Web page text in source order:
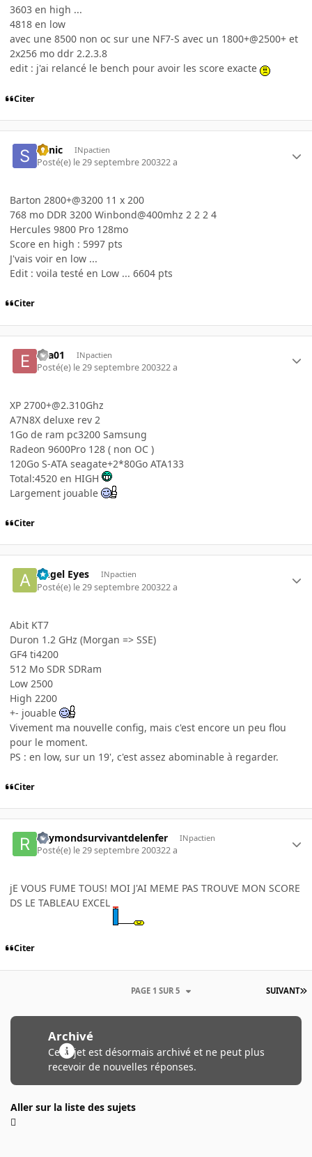
3603 en high ...
4818 en low
avec une 8500 non oc sur une NF7-S avec un 1800+@2500+ et
2x256 mo ddr 2.2.3.8
edit : j'ai relancé le bench pour avoir les score exacte
Citer
Sonic INpactien
Posté(e) le 29 septembre 200322 a
Barton 2800+@3200 11 x 200
768 mo DDR 3200 Winbond@400mhz 2 2 2 4
Hercules 9800 Pro 128mo
Score en high : 5997 pts
J'vais voir en low ...
Edit : voila testé en Low ... 6604 pts
Citer
eva01 INpactien
Posté(e) le 29 septembre 200322 a
XP 2700+@2.310Ghz
A7N8X deluxe rev 2
1Go de ram pc3200 Samsung
Radeon 9600Pro 128 ( non OC )
120Go S-ATA seagate+2*80Go ATA133
Total:4520 en HIGH
Largement jouable
Citer
Angel Eyes INpactien
Posté(e) le 29 septembre 200322 a
Abit KT7
Duron 1.2 GHz (Morgan => SSE)
GF4 ti4200
512 Mo SDR SDRam
Low 2500
High 2200
+- jouable
Vivement ma nouvelle config, mais c'est encore un peu flou
pour le moment.
PS : en low, sur un 19', c'est assez abominable à regarder.
Citer
Raymondsurvivantdelenfer INpactien
Posté(e) le 29 septembre 200322 a
jE VOUS FUME TOUS! MOI J'AI MEME PAS TROUVE MON SCORE
DS LE TABLEAU EXCEL
Citer
SUIVANT
PAGE 1 SUR 5
Archivé
Ce sujet est désormais archivé et ne peut plus
recevoir de nouvelles réponses.
Aller sur la liste des sujets